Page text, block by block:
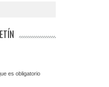
es obligatorio